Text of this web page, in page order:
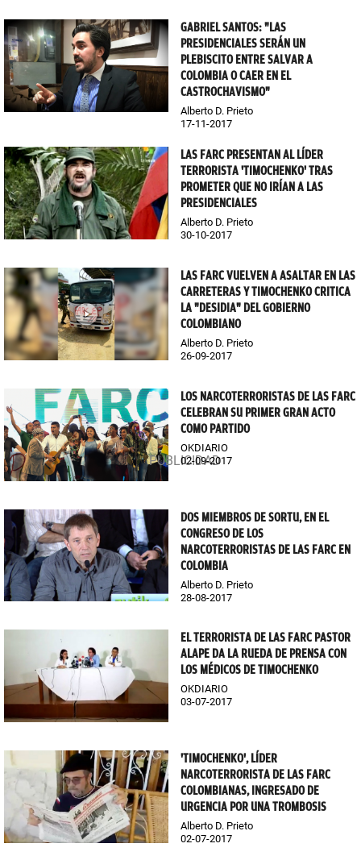
GABRIEL SANTOS: "LAS
PRESIDENCIALES SERÁN UN
PLEBISCITO ENTRE SALVAR A
COLOMBIA O CAER EN EL
CASTROCHAVISMO"
Alberto D. Prieto
17-11-2017
LAS FARC PRESENTAN AL LÍDER
TERRORISTA 'TIMOCHENKO' TRAS
PROMETER QUE NO IRÍAN A LAS
PRESIDENCIALES
Alberto D. Prieto
30-10-2017
LAS FARC VUELVEN A ASALTAR EN LAS
CARRETERAS Y TIMOCHENKO CRITICA
LA "DESIDIA" DEL GOBIERNO
COLOMBIANO
Alberto D. Prieto
26-09-2017
LOS NARCOTERRORISTAS DE LAS FARC
CELEBRAN SU PRIMER GRAN ACTO
COMO PARTIDO
OKDIARIO
02-09-2017
DOS MIEMBROS DE SORTU, EN EL
CONGRESO DE LOS
NARCOTERRORISTAS DE LAS FARC EN
COLOMBIA
Alberto D. Prieto
28-08-2017
EL TERRORISTA DE LAS FARC PASTOR
ALAPE DA LA RUEDA DE PRENSA CON
LOS MÉDICOS DE TIMOCHENKO
OKDIARIO
03-07-2017
'TIMOCHENKO', LÍDER
NARCOTERRORISTA DE LAS FARC
COLOMBIANAS, INGRESADO DE
URGENCIA POR UNA TROMBOSIS
Alberto D. Prieto
02-07-2017